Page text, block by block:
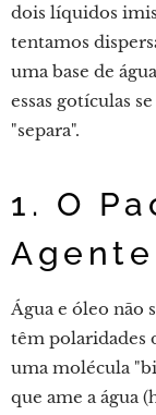
dois líquidos
tentamos
uma base de
essas gotículas
"separa".
1. O
Água e óleo não
têm polaridades
uma molécula
que ame a água